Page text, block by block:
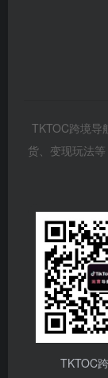
TKTOC跨境导
货、变现玩法
TKTOC